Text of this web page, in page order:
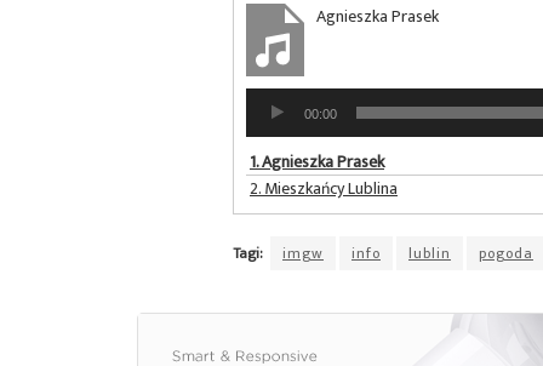
Agnieszka Prasek
Odtwarzacz
plików
dźwiękowych
00:00
1.Agnieszka Prasek
2.Mieszkańcy Lublina
Tagi: imgw info lublin pogoda